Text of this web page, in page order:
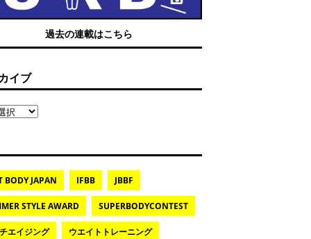
過去の連載はこちら
イブ
BODY JAPAN IFBB JBBF
STYLE AWARD SUPERBODYCONTEST
エイジング ウエイトトレーニング